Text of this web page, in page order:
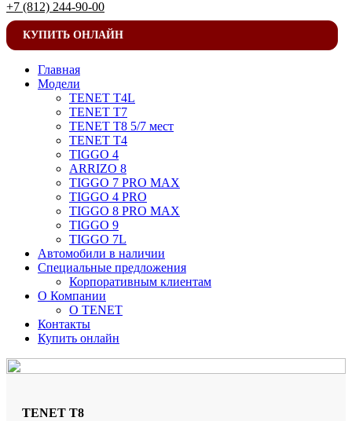
+7 (812) 244-90-00
КУПИТЬ ОНЛАЙН
Главная
Модели
TENET T4L
TENET T7
TENET T8 5/7 мест
TENET T4
TIGGO 4
ARRIZO 8
TIGGO 7 PRO MAX
TIGGO 4 PRO
TIGGO 8 PRO MAX
TIGGO 9
TIGGO 7L
Автомобили в наличии
Специальные предложения
Корпоративным клиентам
О Компании
О TENET
Контакты
Купить онлайн
TENET T8